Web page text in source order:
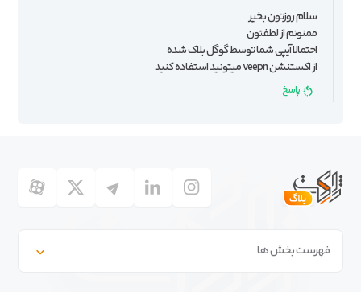
سلام روزتون بخیر
ممنونم از لطفتون
احتمالا آیپی شما توسط گوگل بلاک شده
از اکستنشن veepn میتونید استفاده کنید
پاسخ
فهرست بخش ها